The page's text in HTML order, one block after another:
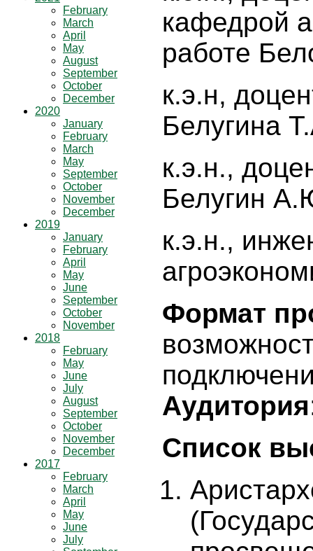
February
March
April
May
August
September
October
December
2020
January
February
March
May
September
October
November
December
2019
January
February
April
May
June
September
October
November
2018
February
May
June
July
August
September
October
November
December
2017
February
March
April
May
June
July
кафедрой
работе
к.э.н,
Белугина
к.э.н.,
Белугин
к.э.н.,
Формат
Аудитория
Список